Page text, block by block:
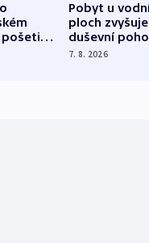
Pobyt u
ploch zvyšuje
duševní
ukázala
7. 8. 2026